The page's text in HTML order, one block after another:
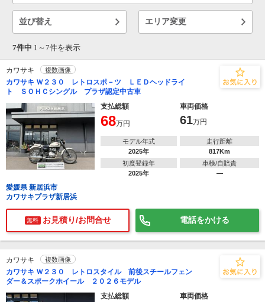
並び替え エリア変更
7件中 1～ 7件を表示
カワサキ 複数画像
カワサキ Ｗ２３０ レトロスポ－ツ ＬＥＤヘッドライ
ト ＳＯＨＣシングル プラザ認定中古車
支払総額
車両価格
68万円 61万円
モデル年式
2025年
走行距離
817Km
初度登録年
2025年
車検/自賠責
―
愛媛県 新居浜市
カワサキプラザ新居浜
無料 お見積り/お問合せ 電話をかける
カワサキ 複数画像
カワサキ Ｗ２３０ レトロスタイル 前後スチールフェン
ダー＆スポークホイール ２０２６モデル
支払総額
車両価格